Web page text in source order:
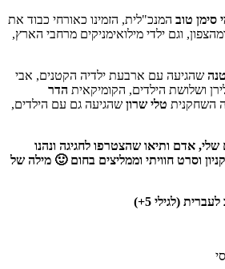
סימן טוב המנכ"לית, הזמינו כאורחי כבוד את
וגם ילדי מילואימניקים מרחבי הארץ,
שהגיעה עם ארבעת ילדיה הקטנים, אבי
ושלושת הילדים, הקומיקאית הדר
השחקנית טלי שרון שהגיעה גם עם הילדים,
שלי, אדם ותיאו שהצטרפו לחגיגה ונהנו
וסרט חוויתי וממליצים בחום 🙂 מילה של
(לגילי 5+)